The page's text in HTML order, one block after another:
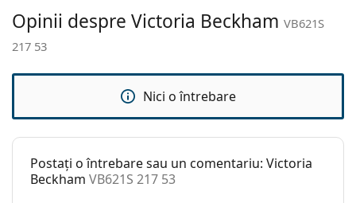
Altele
Sex:
Victoria Beckham
Utilizare:
Modă
Opinii despre Victoria Beckham VB621S
217 53
Nici o întrebare
Postați o întrebare sau un comentariu: Victoria
Beckham VB621S 217 53